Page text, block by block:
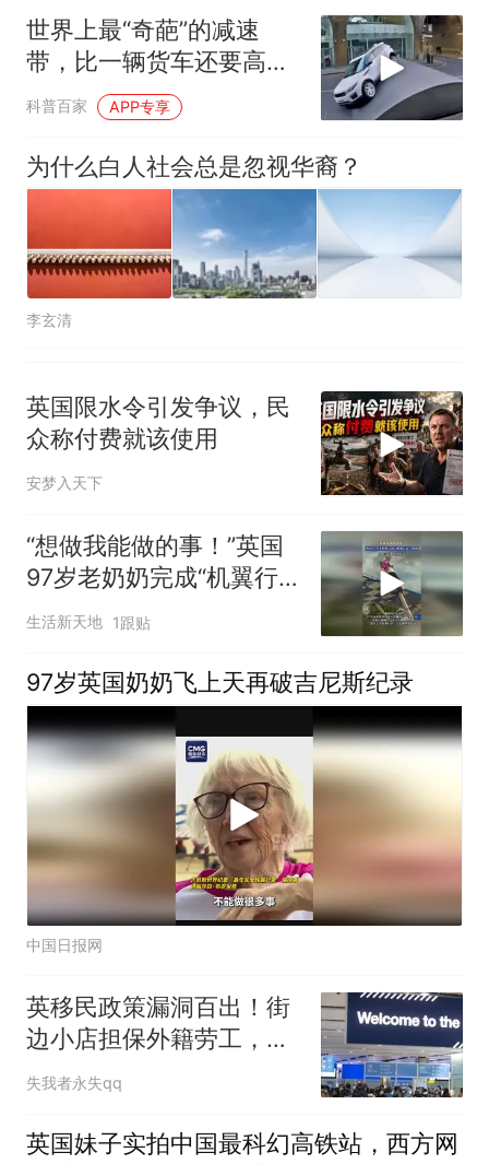
佛山一中学招聘物理教师，笔
试前13名均遭淘汰？教育局：
已叫停招聘，成立调查组全面
核查
台风"白海豚"中心附近最大风
力已达15级 最新研判
因老师一句“跟我回家”改写了
人生
世界上最“奇葩”的减速
带，比一辆货车还要高，
这谁能过得去啊？
科普百家 APP专享
为什么白人社会总是忽视华裔？
李玄清
英国限水令引发争议，民
众称付费就该使用
安梦入天下
“想做我能做的事！”英国
97岁老奶奶完成“机翼行
走”挑战
生活新天地 1跟贴
97岁英国奶奶飞上天再破吉尼斯纪录
中国日报网
英移民政策漏洞百出！街
边小店担保外籍劳工，网
红诗人成高端人才
失我者永失qq
英国妹子实拍中国最科幻高铁站，西方网